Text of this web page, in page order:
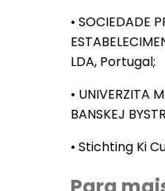
• SOCIEDADE
LDA, Portugal;
• UNIVERZITA
BANSKEJ
• Stichting Ki